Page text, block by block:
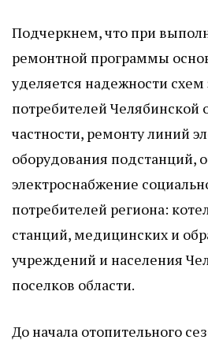
Подчеркнем, что при
ремонтной программы
уделяется надежности
потребителей Челябинской
частности, ремонту линий
оборудования подстанций,
электроснабжение
потребителей региона:
станций, медицинских и
учреждений и населения
поселков области.
До начала отопительного